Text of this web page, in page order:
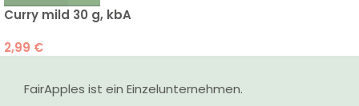
Curry mild 30 g, kbA
2,99 €
FairApples ist ein Einzelunternehmen.